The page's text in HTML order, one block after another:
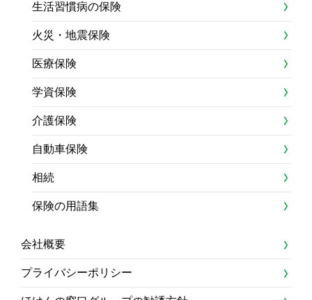
生活習慣病の保険
火災・地震保険
医療保険
学資保険
介護保険
自動車保険
相続
保険の用語集
会社概要
プライバシーポリシー